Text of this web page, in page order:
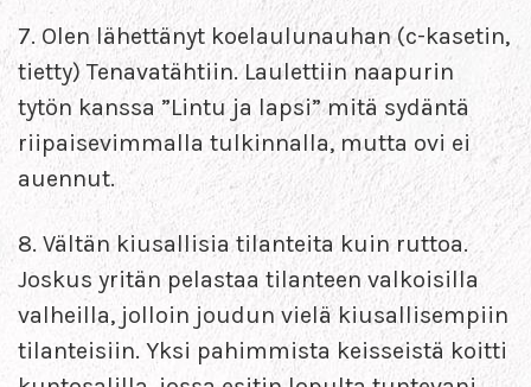
7. Olen lähettänyt koelaulunauhan (c-kasetin,
tietty) Tenavatähtiin. Laulettiin naapurin
tytön kanssa ”Lintu ja lapsi” mitä sydäntä
riipaisevimmalla tulkinnalla, mutta ovi ei
auennut.
8. Vältän kiusallisia tilanteita kuin ruttoa.
Joskus yritän pelastaa tilanteen valkoisilla
valheilla, jolloin joudun vielä kiusallisempiin
tilanteisiin. Yksi pahimmista keisseistä koitti